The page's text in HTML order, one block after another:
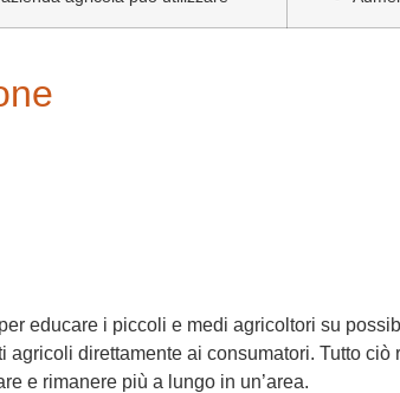
educare i piccoli e medi agricoltori su
direttamente ai consumatori. Tutto
e rimanere più a lungo in un’area.